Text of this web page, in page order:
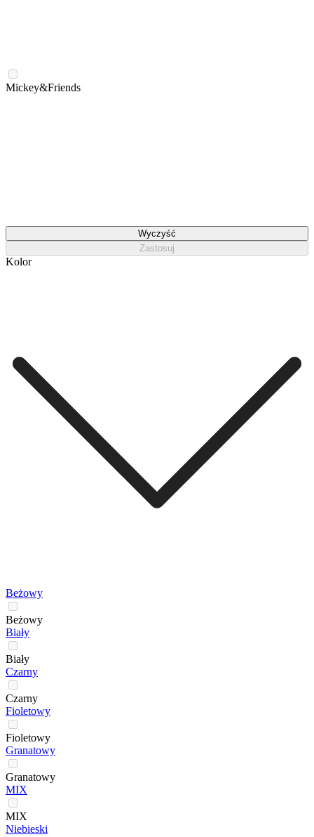
Mickey&Friends
Wyczyść
Zastosuj
Kolor
Beżowy
Beżowy
Biały
Biały
Czarny
Czarny
Fioletowy
Fioletowy
Granatowy
Granatowy
MIX
MIX
Niebieski